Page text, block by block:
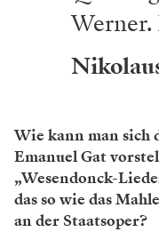
Werner.
Wie kann man sich
Emanuel Gat
„Wesendonck-
das so wie das
an der Staatsoper?